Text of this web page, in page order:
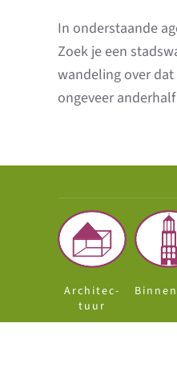
In onderstaande
Zoek je een
wandeling over
ongeveer
Architec-
tuur